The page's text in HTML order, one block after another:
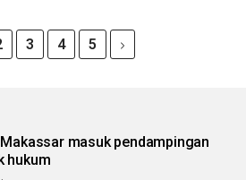
3 4 5
Makassar masuk pendampingan
hukum